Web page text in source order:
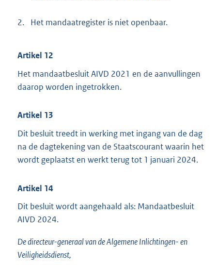
2. Het mandaatregister is niet openbaar.
Artikel 12
Het mandaatbesluit AIVD 2021 en de aanvullingen
daarop worden ingetrokken.
Artikel 13
Dit besluit treedt in werking met ingang van de dag
na de dagtekening van de Staatscourant waarin het
wordt geplaatst en werkt terug tot 1 januari 2024.
Artikel 14
Dit besluit wordt aangehaald als: Mandaatbesluit
AIVD 2024.
De directeur-generaal van de Algemene Inlichtingen- en
Veiligheidsdienst,